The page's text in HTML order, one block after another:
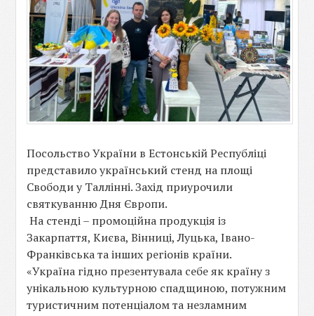
Посольство України в Естонській Республіці
представило український стенд на площі
Свободи у Таллінні. Захід приурочили
святкуванню Дня Європи.
На стенді – промоційна продукція із
Закарпаття, Києва, Вінниці, Луцька, Івано-
Франківська та інших регіонів країни.
«Україна гідно презентувала себе як країну з
унікальною культурною спадщиною, потужним
туристичним потенціалом та незламним